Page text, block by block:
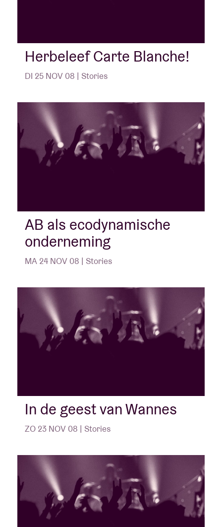
Herbeleef Carte Blanche!
DI 25 NOV 08 | Stories
AB als ecodynamische
onderneming
MA 24 NOV 08 | Stories
In de geest van Wannes
ZO 23 NOV 08 | Stories